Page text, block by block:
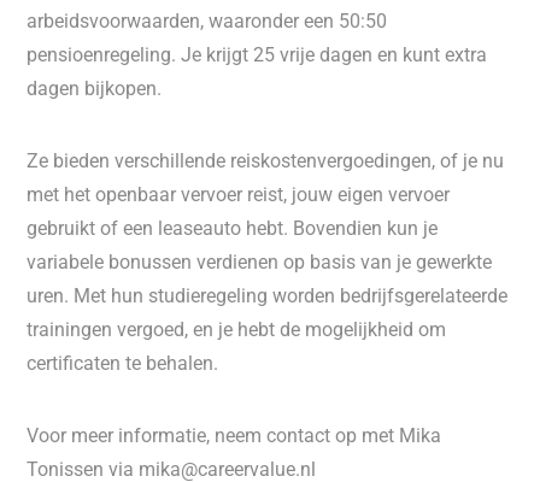
arbeidsvoorwaarden, waaronder een 50:50
pensioenregeling. Je krijgt 25 vrije dagen en kunt extra
dagen bijkopen.
Ze bieden verschillende reiskostenvergoedingen, of je nu
met het openbaar vervoer reist, jouw eigen vervoer
gebruikt of een leaseauto hebt. Bovendien kun je
variabele bonussen verdienen op basis van je gewerkte
uren. Met hun studieregeling worden bedrijfsgerelateerde
trainingen vergoed, en je hebt de mogelijkheid om
certificaten te behalen.
Voor meer informatie, neem contact op met Mika
Tonissen via mika@careervalue.nl